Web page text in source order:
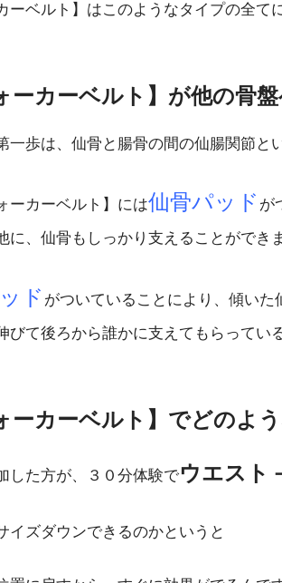
ーベルト】はこのようなタイプの全て
ーカーベルト】が他の骨
一歩は、 仙骨 と 腸骨の間の仙腸関節と
ーカーベルト】には仙骨パッド が
に、仙骨もしっかり支えることができ
ド がついていることにより、傾い
びて後ろから誰かに支えてもらってい
ーカーベルト】でどのよ
した方が、３０分体験でウエスト
イズダウンできるのかというと